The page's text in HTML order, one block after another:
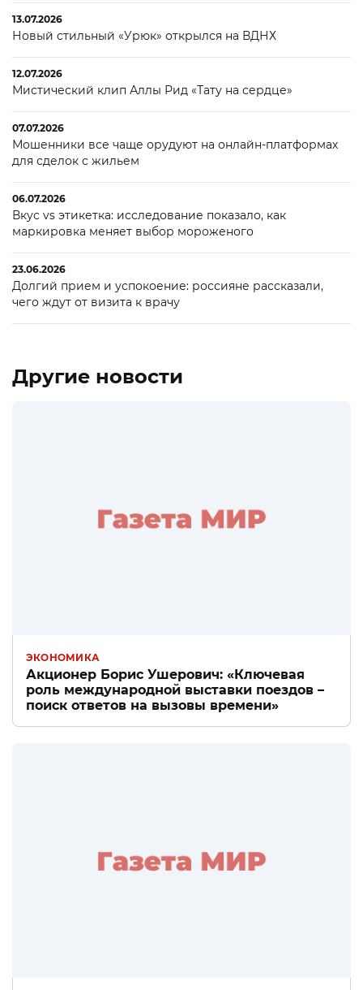
13.07.2026
Новый стильный «Урюк» открылся на ВДНХ
12.07.2026
Мистический клип Аллы Рид «Тату на сердце»
07.07.2026
Мошенники все чаще орудуют на онлайн-платформах
для сделок с жильем
06.07.2026
Вкус vs этикетка: исследование показало, как
маркировка меняет выбор мороженого
23.06.2026
Долгий прием и успокоение: россияне рассказали,
чего ждут от визита к врачу
Другие новости
ЭКОНОМИКА
Акционер Борис Ушерович: «Ключевая
роль международной выставки поездов –
поиск ответов на вызовы времени»